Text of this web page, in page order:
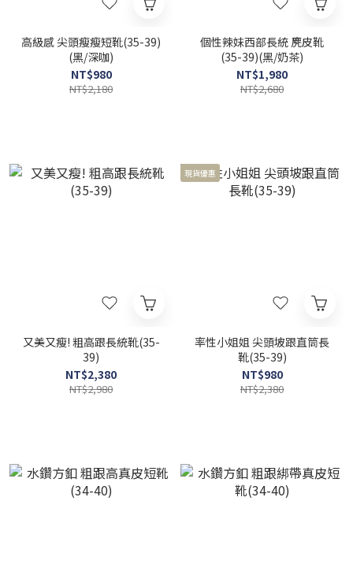
高級感 尖頭瘦瘦短靴(35-39)
(黑/深咖)
NT$980
NT$2,180
個性辣妹西部長統 麂皮靴
(35-39)(黑/奶茶)
NT$1,980
NT$2,680
又美又瘦! 粗高跟長統靴(35-
39)
NT$2,380
NT$2,980
現貨優惠
率性小姐姐 尖頭坡跟直筒長
靴(35-39)
NT$980
NT$2,380